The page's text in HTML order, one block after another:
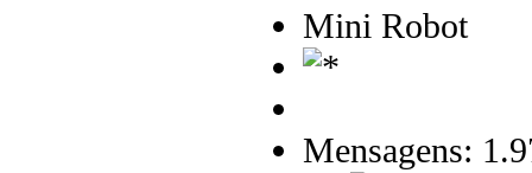
Mini Robot
Mensagens: